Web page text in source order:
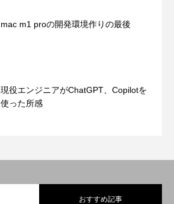
mac m1 proの開発環境作りの最後
現役エンジニアがChatGPT、Copilotを
使った所感
おすすめ記事